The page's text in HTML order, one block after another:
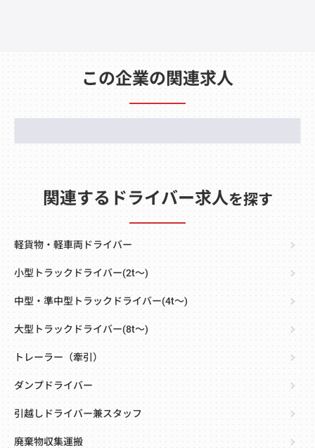
この企業の関連求人
関連するドライバー求人を探す
軽貨物・軽車両ドライバー
小型トラックドライバー(2t～)
中型・準中型トラックドライバー(4t～)
大型トラックドライバー(8t～)
トレーラー（牽引）
ダンプドライバー
引越しドライバー兼スタッフ
廃棄物収集運搬